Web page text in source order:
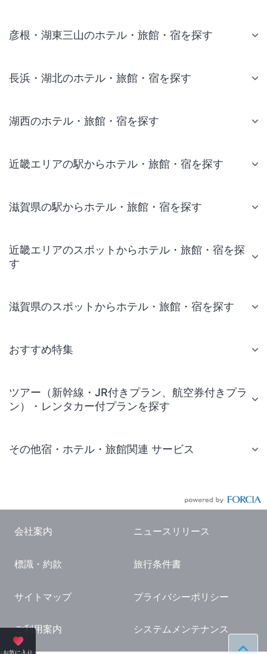
お気に入り
彦根・湖東三山のホテル・旅館・宿を探す
長浜・湖北のホテル・旅館・宿を探す
湖西のホテル・旅館・宿を探す
近畿エリアの駅からホテル・旅館・宿を探す
滋賀県の駅からホテル・旅館・宿を探す
近畿エリアのスポットからホテル・旅館・宿を探
す
滋賀県のスポットからホテル・旅館・宿を探す
おすすめ特集
ツアー（新幹線・JR付きプラン、航空券付きプラ
ン）・レンタカー付プランを探す
その他宿・ホテル・旅館関連 サービス
国内観光ガイド
旅行・観光情報
会社案内 ニュースリリース
標識・約款 旅行条件書
サイトマップ プライバシーポリシー
ご利用案内 システムメンテナンス